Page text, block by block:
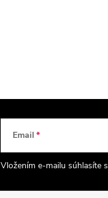
Email
Vložením e-mailu súhlasíte s